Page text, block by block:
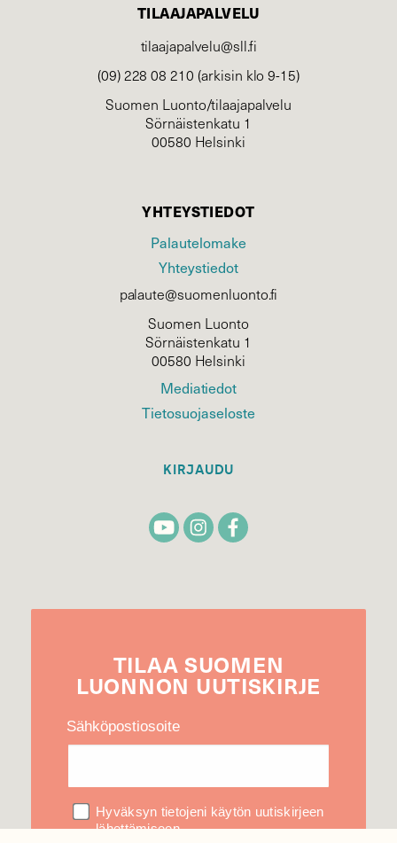
TILAAJAPALVELU
tilaajapalvelu@sll.fi
(09) 228 08 210 (arkisin klo 9-15)
Suomen Luonto/tilaajapalvelu
Sörnäistenkatu 1
00580 Helsinki
YHTEYSTIEDOT
Palautelomake
Yhteystiedot
palaute@suomenluonto.fi
Suomen Luonto
Sörnäistenkatu 1
00580 Helsinki
Mediatiedot
Tietosuojaseloste
KIRJAUDU
TILAA SUOMEN
LUONNON UUTIS­KIRJE
Sähköpostiosoite
Hyväksyn tietojeni käytön uutiskirjeen
lähettämiseen